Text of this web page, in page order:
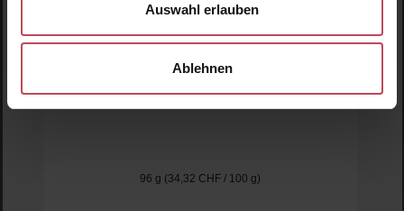
Auswahl erlauben
Ablehnen
Innersense Organic Beauty
Inner Reflection Sculpting Pomade
96 g (34,32 CHF / 100 g)